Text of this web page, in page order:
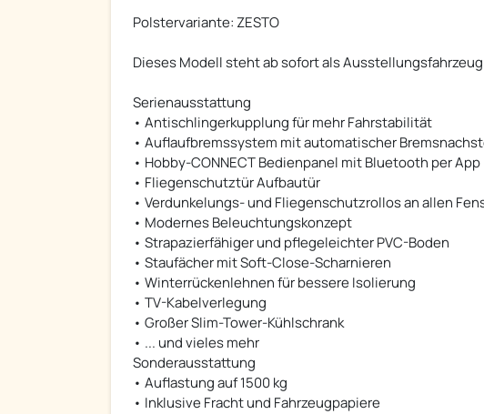
Polstervariante: ZESTO
Dieses Modell steht ab sofort als
Serienausstattung
• Antischlingerkupplung für mehr Fahrstabilität
• Auflaufbremssystem mit automatischer
• Hobby-CONNECT Bedienpanel mit Bluetooth per App
• Fliegenschutztür Aufbautür
• Verdunkelungs- und Fliegenschutzrollos an allen
• Modernes Beleuchtungskonzept
• Strapazierfähiger und pflegeleichter PVC-Boden
• Staufächer mit Soft-Close-Scharnieren
• Winterrückenlehnen für bessere Isolierung
• TV-Kabelverlegung
• Großer Slim-Tower-Kühlschrank
• ... und vieles mehr
Sonderausstattung
• Auflastung auf 1500 kg
• Inklusive Fracht und Fahrzeugpapiere